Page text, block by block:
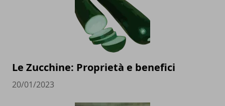
Le Zucchine: Proprietà e benefici
20/01/2023